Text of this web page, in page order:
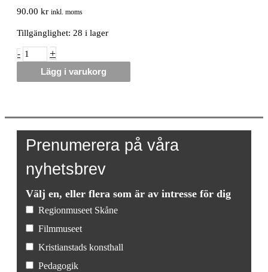
90.00 kr inkl. moms
Tillgänglighet: 28 i lager
- 8/11
kl.
18.00
+
Lägg i varukorg
Prenumerera på våra
nyhetsbrev
Välj en, eller flera som är av intresse för dig
Regionmuseet Skåne
Filmmuseet
Kristianstads konsthall
Pedagogik